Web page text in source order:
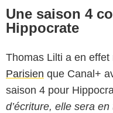
Une saison 4
Hippocrate
Thomas Lilti a en
Parisien que Canal+
saison 4 pour
d’écriture, elle sera